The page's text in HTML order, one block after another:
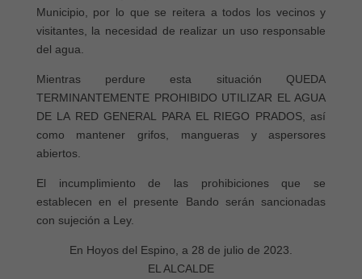
Municipio, por lo que se reitera a todos los vecinos y
visitantes, la necesidad de realizar un uso responsable
del agua.
Mientras perdure esta situación QUEDA
TERMINANTEMENTE PROHIBIDO UTILIZAR EL AGUA
DE LA RED GENERAL PARA EL RIEGO PRADOS, así
como mantener grifos, mangueras y aspersores
abiertos.
El incumplimiento de las prohibiciones que se
establecen en el presente Bando serán sancionadas
con sujeción a Ley.
En Hoyos del Espino, a 28 de julio de 2023.
EL ALCALDE